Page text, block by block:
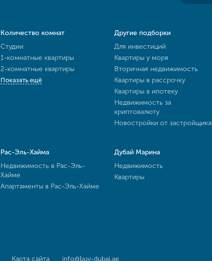
Количество комнат
Студии
1-комнатные квартиры
2-комнатные квартиры
Показать ещё
Другие подборки
Для инвестиций
Квартиры у моря
Вторичная недвижимость
Квартиры в рассрочку
Квартиры в ипотеку
Недвижимость за
криптовалюту
Новостройки от застройщика
Рас-Эль-Хайма
Недвижимость в Рас-Эль-
Хайме
Апартаменты в Рас-Эль-Хайме
Дубай Марина
Недвижимость
Квартиры
Карта сайта info@buy-dubai.ae